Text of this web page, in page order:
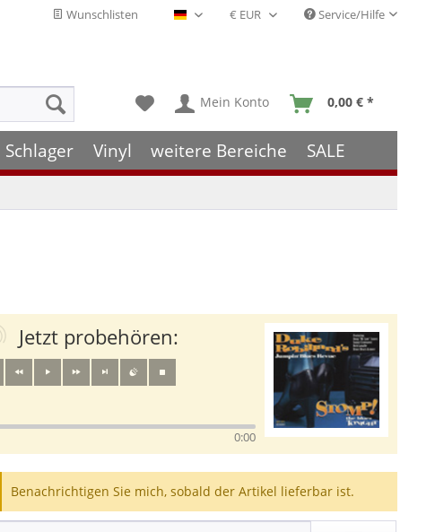
Wunschlisten Deutsch - DE Service/Hilfe
Mein Konto 0,00 € *
Schlager Vinyl weitere Bereiche SALE
Jetzt probehören:
0:00
Benachrichtigen Sie mich, sobald der Artikel lieferbar ist.